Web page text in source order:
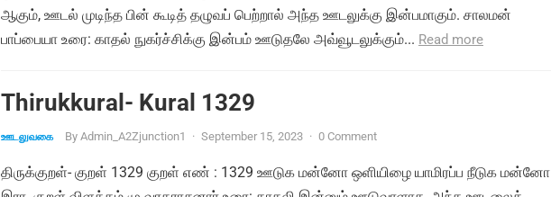
ஆகும், ஊடல் முடிந்த பின் கூடித் தழுவப் பெற்றால் அந்த ஊடலுக்கு இன்பமாகும். சாலமன்
பாப்பையா உரை: காதல் நுகர்ச்சிக்கு இன்பம் ஊடுதலே அவ்வூடலுக்கும்... Read more
Thirukkural- Kural 1329
ஊடலுவகை By Admin_A2Zjunction1 · September 15, 2023 · 0 Comment
திருக்குறள்- குறள் 1329 குறள் எண் : 1329 ஊடுக மன்னோ ஒளியிழை யாமிரப்ப நீடுக மன்னோ